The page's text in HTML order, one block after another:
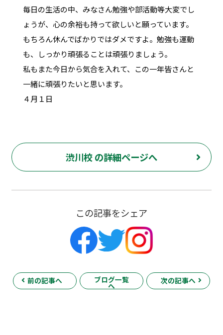
毎日の生活の中、みなさん勉強や部活動等大変でし
ょうが、心の余裕も持って欲しいと願っています。
もちろん休んでばかりではダメですよ。勉強も運動
も、しっかり頑張ることは頑張りましょう。
私もまた今日から気合を入れて、この一年皆さんと
一緒に頑張りたいと思います。
４月１日
渋川校 の詳細ページへ
この記事をシェア
前の記事へ ブログ一覧
へ
次の記事へ